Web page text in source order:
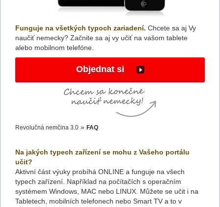
Funguje na všetkých typoch zariadení. Chcete sa aj Vy
naučiť nemecky? Začnite sa aj vy učiť na vašom tablete
alebo mobilnom telefóne.
Objednat si
Revolučná nemčina 3.0 » FAQ
Na jakých typech zařízení se mohu z Vašeho portálu
učit?
Aktivní část výuky probíhá ONLINE a funguje na všech
typech zařízení. Například na počítačích s operačním
systémem Windows, MAC nebo LINUX. Můžete se učit i na
Tabletech, mobilních telefonech nebo Smart TV a to v